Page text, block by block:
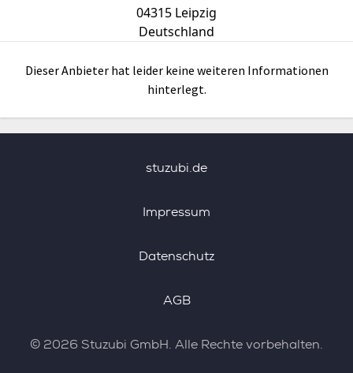
04315 Leipzig
Deutschland
Dieser Anbieter hat leider keine weiteren Informationen
hinterlegt.
stuzubi.de
Impressum
Datenschutz
AGB
© 2026 Stuzubi GmbH. Alle Rechte vorbehalten.